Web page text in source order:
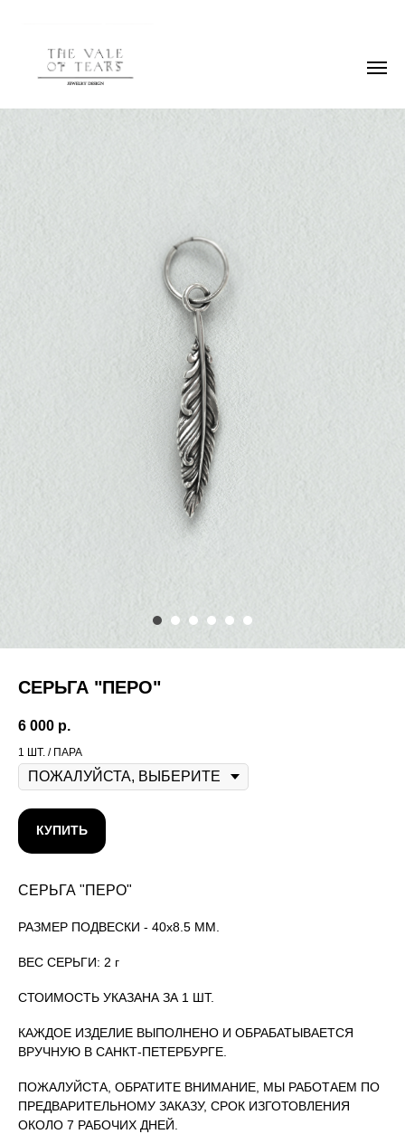
СЕРЬГА "ПЕРО"
6 000 р.
1 ШТ. / ПАРА
КУПИТЬ
СЕРЬГА "ПЕРО"
РАЗМЕР ПОДВЕСКИ - 40х8.5 ММ.
ВЕС СЕРЬГИ: 2 г
СТОИМОСТЬ УКАЗАНА ЗА 1 ШТ.
КАЖДОЕ ИЗДЕЛИЕ ВЫПОЛНЕНО И ОБРАБАТЫВАЕТСЯ
ВРУЧНУЮ В САНКТ-ПЕТЕРБУРГЕ.
ПОЖАЛУЙСТА, ОБРАТИТЕ ВНИМАНИЕ, МЫ РАБОТАЕМ ПО
ПРЕДВАРИТЕЛЬНОМУ ЗАКАЗУ, СРОК ИЗГОТОВЛЕНИЯ
ОКОЛО 7 РАБОЧИХ ДНЕЙ.